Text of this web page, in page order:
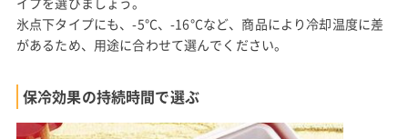
氷点下タイプにも、-5°C、-16°Cなど、商品により冷却温度に差
があるため、用途に合わせて選んでください。
保冷効果の持続時間で選ぶ